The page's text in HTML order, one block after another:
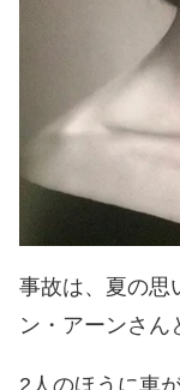
事故は、夏の思
ン・アーンさん
2人のほうに車